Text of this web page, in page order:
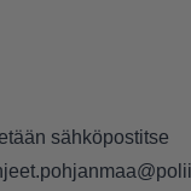
sähköpostitse